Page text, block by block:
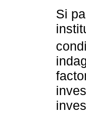
Si